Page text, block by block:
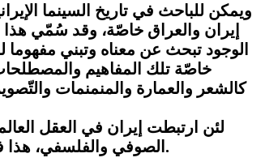
ويمكن للباحث في تاريخ السينما
إيران والعراق خاصّة، وقد سُمّي هذا
الوجود تبحث عن معناه وتبني مفهوما
خاصّة تلك المفاهيم والمصطلحات
كالشعر والعمارة والمنمنمات
الصوفي والفلسفي، هذا فضلا عن السّمات الشّعرية التي حرّرت المشاهد من سلطة المشهد لتحمله في ثنايا الصّور الشعريّة المعاني الروحانيّة الصوفيّة.